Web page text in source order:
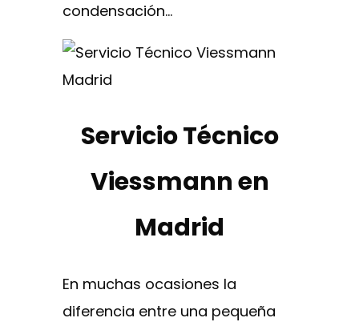
condensación…
Servicio Técnico
Viessmann en
Madrid
En muchas ocasiones la
diferencia entre una pequeña